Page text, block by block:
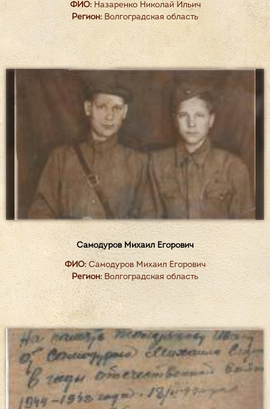
ФИО:Назаренко Николай Ильич
Регион:Волгоградская область
Самодуров Михаил Егорович
ФИО: Самодуров Михаил Егорович
Регион: Волгоградская область